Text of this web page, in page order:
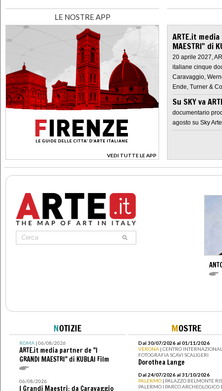
LE NOSTRE APP
VEDI TUTTE LE APP
>
ARTE.it
MAESTRI" di
20 aprile 2027,
italiane cinque
Caravaggio,
Ende, Turner &
Su SKY va
documentario
agosto su Sky Arte
NOTIZIE
ROMA| 06/08/2026
ARTE.it media partner de "I
GRANDI MAESTRI" di KUBLAI Film
06/08/2026
I Grandi Maestri: da Caravaggio
MOSTRE
Dal 30/07/2026 al 01/11/2026
VERONA | CENTRO
FOTOGRAFIA SCAVI SCALIGERI
Dorothea Lange
Dal 24/07/2026 al 31/10/2026
PALERMO | PALAZZO BELMONTE
PALERMO I PARCO ARCHEOLOGICO